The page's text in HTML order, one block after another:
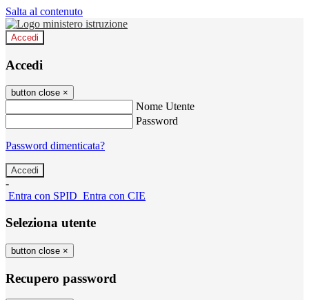
Salta al contenuto
Accedi
Accedi
button close ×
Nome Utente
Password
Password dimenticata?
-
Entra con SPID Entra con CIE
Seleziona utente
button close ×
Recupero password